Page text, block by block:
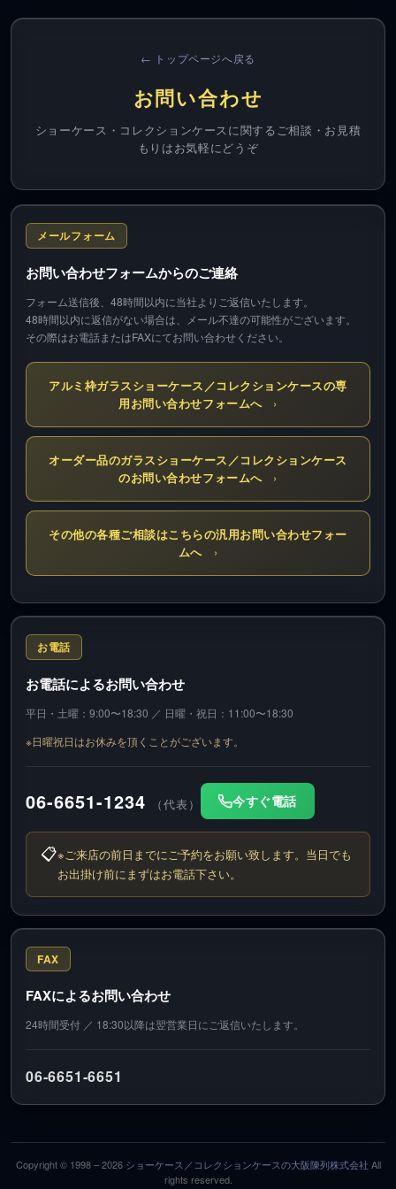
← トップページへ戻る
お問い合わせ
ショーケース・コレクションケースに関するご相談・お見積
もりはお気軽にどうぞ
メールフォーム
お問い合わせフォームからのご連絡
フォーム送信後、48時間以内に当社よりご返信いたします。
48時間以内に返信がない場合は、メール不達の可能性がございます。
その際はお電話またはFAXにてお問い合わせください。
アルミ枠ガラスショーケース／コレクションケースの専
用お問い合わせフォームへ
›
オーダー品のガラスショーケース／コレクションケース
のお問い合わせフォームへ
›
その他の各種ご相談はこちらの汎用お問い合わせフォー
ムへ
›
お電話
お電話によるお問い合わせ
平日・土曜：9:00〜18:30 ／ 日曜・祝日：11:00〜18:30
※日曜祝日はお休みを頂くことがございます。
06-6651-1234 （代表） 今すぐ電話
📋※ご来店の前日までにご予約をお願い致します。当日でも
お出掛け前にまずはお電話下さい。
FAX
FAXによるお問い合わせ
24時間受付 ／ 18:30以降は翌営業日にご返信いたします。
06-6651-6651
Copyright © 1998 –2026 ショーケース／コレクションケースの大阪陳列株式会社 All
rights reserved.